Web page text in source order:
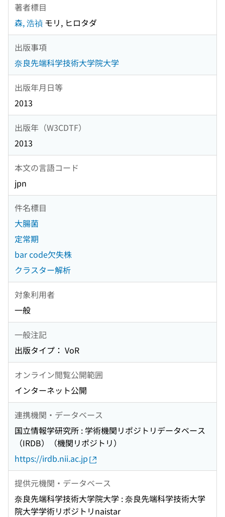
著者標目
森, 浩禎 モリ, ヒロタダ
出版事項
奈良先端科学技術大学院大学
出版年月日等
2013
出版年（W3CDTF）
2013
本文の言語コード
jpn
件名標目
大腸菌
定常期
bar code欠失株
クラスター解析
対象利用者
一般
一般注記
出版タイプ： VoR
オンライン閲覧公開範囲
インターネット公開
連携機関・データベース
国立情報学研究所 : 学術機関リポジトリデータベース
（IRDB）（機関リポジトリ）
https://irdb.nii.ac.jp
提供元機関・データベース
奈良先端科学技術大学院大学 : 奈良先端科学技術大学
院大学学術リポジトリnaistar